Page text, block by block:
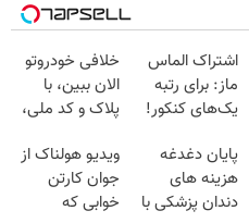
اشتراک الماس
ماز: برای رتبه
یک‌های کنکور!
خلافی خودروتو
الان ببین، با
پلاک و کد ملی،
مراجعه حضوری
پایان دغدغه
هزینه های
دندان پزشکی با
ویدیو هولناک از
جوان کارتن
خوابی که